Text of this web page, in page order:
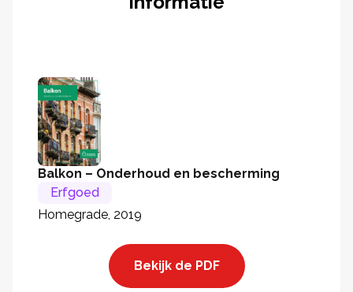
Balkon – Onderhoud en bescherming
Erfgoed
Homegrade, 2019
Bekijk de PDF